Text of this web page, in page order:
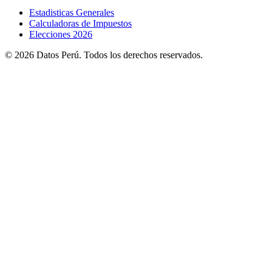
Estadisticas Generales
Calculadoras de Impuestos
Elecciones 2026
© 2026 Datos Perú. Todos los derechos reservados.